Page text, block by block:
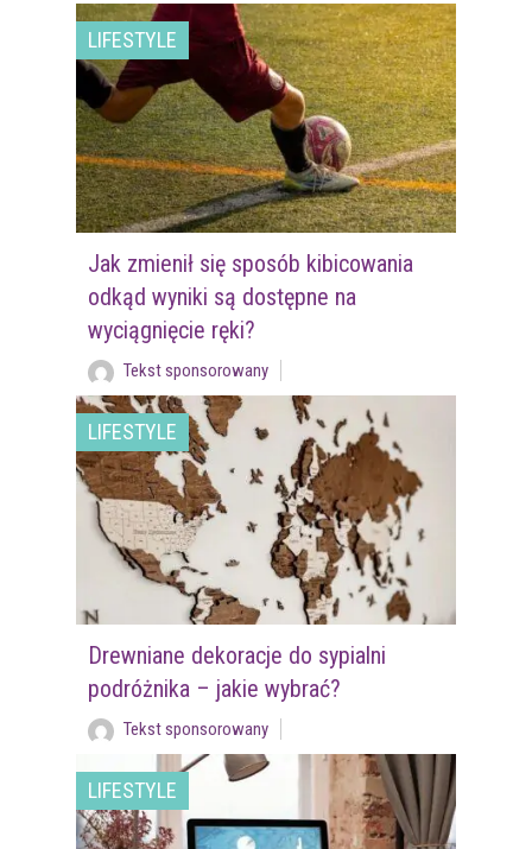
LIFESTYLE
Jak zmienił się sposób kibicowania
odkąd wyniki są dostępne na
wyciągnięcie ręki?
Tekst sponsorowany
LIFESTYLE
Drewniane dekoracje do sypialni
podróżnika – jakie wybrać?
Tekst sponsorowany
LIFESTYLE